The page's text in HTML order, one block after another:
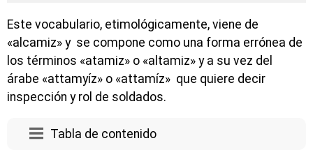
Este vocabulario, etimológicamente, viene de
«alcamiz» y se compone como una forma errónea de
los términos «atamiz» o «altamiz» y a su vez del
árabe «attamyíz» o «attamíz» que quiere decir
inspección y rol de soldados.
Tabla de contenido